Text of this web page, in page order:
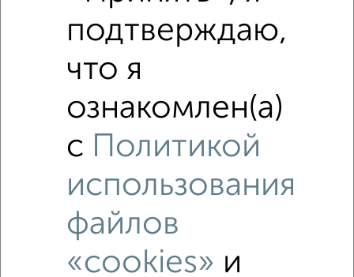
Рядом, с меньшей ценой
Недалеко от с ценой ниже
подтверждаю,
что я
ознакомлен(а)
с
Политикой
использования
файлов
«cookies» и